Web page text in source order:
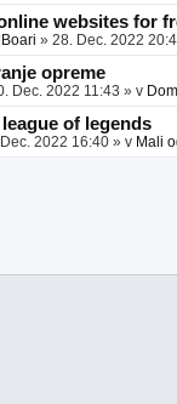
websites for
» 28. Dec. 2022
opreme
Dec. 2022 11:43 » v
of legends
2022 16:40 » v Mali